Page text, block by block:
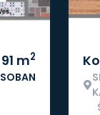
91 m2